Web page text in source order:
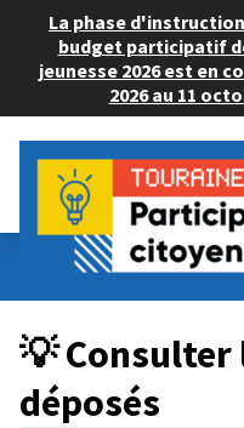
La phase
budget participatif
jeunesse 2026 est en
2026 au 11
Budget Participatif
💡 Consulter les projets
💡
déposés